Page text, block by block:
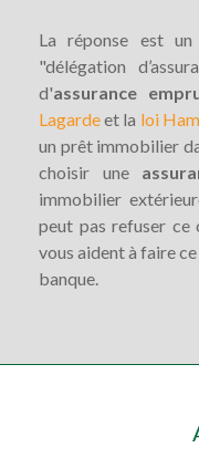
La réponse est
"délégation
d'assurance
Lagardeet la loi
un prêt immobilier
choisir une
immobilier
peut pas refuser ce
vous aident à faire
banque.